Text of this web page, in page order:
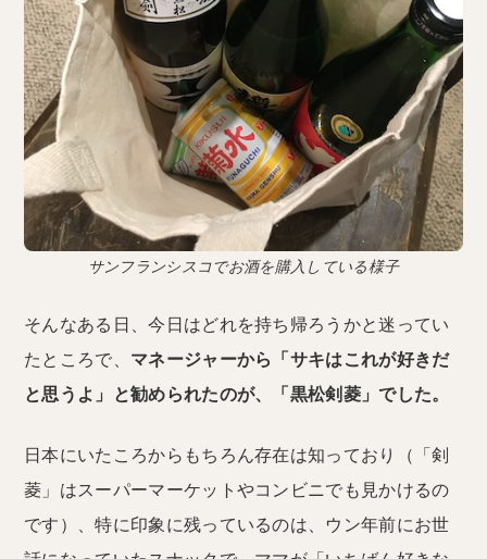
サンフランシスコでお酒を購入している様子
そんなある日、今日はどれを持ち帰ろうかと迷ってい
たところで、 マネージャーから「サキはこれが好きだ
と思うよ」と勧められたのが、「黒松剣菱」でした。
日本にいたころからもちろん存在は知っており（「剣
菱」はスーパーマーケットやコンビニでも見かけるの
です）、特に印象に残っているのは、ウン年前にお世